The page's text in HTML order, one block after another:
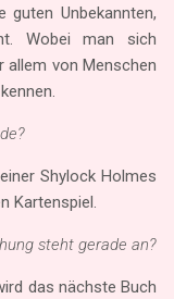
guten Unbekannten,
Wobei man sich
allem von Menschen
Shylock Holmes
Kartenspiel.
steht gerade an?
das nächste Buch